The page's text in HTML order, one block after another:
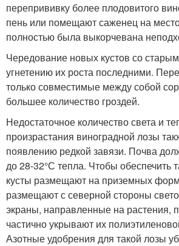
перепрививку более плодовитого
пень или помещают саженец на
полностью была выкорчевана
Чередование новых кустов со
угнетению их роста последними.
только совместимые между собой
большее количество гроздей.
Недостаточное количество света и
произрастания виноградной лозы
появлению редкой завязи. Почва
до 28-32°С тепла. Чтобы обеспечить
кусты размещают на приземных
размещают с северной стороны
экраны, направленные на растения,
частично укрывают их
Азотные удобрения для такой лозы